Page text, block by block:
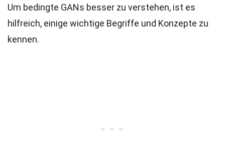
Um bedingte GANs besser zu verstehen, ist es
hilfreich, einige wichtige Begriffe und Konzepte zu
kennen.